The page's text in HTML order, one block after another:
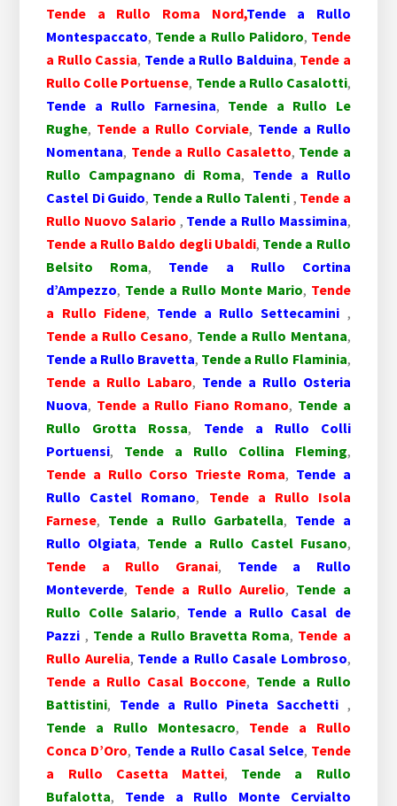
Tende a Rullo Roma Nord,Tende a Rullo
Montespaccato, Tende a Rullo Palidoro, Tende
a Rullo Cassia, Tende a Rullo Balduina, Tende a
Rullo Colle Portuense, Tende a Rullo Casalotti,
Tende a Rullo Farnesina, Tende a Rullo Le
Rughe, Tende a Rullo Corviale, Tende a Rullo
Nomentana, Tende a Rullo Casaletto, Tende a
Rullo Campagnano di Roma, Tende a Rullo
Castel Di Guido, Tende a Rullo Talenti , Tende a
Rullo Nuovo Salario , Tende a Rullo Massimina,
Tende a Rullo Baldo degli Ubaldi, Tende a Rullo
Belsito Roma, Tende a Rullo Cortina
d’Ampezzo, Tende a Rullo Monte Mario, Tende
a Rullo Fidene, Tende a Rullo Settecamini ,
Tende a Rullo Cesano, Tende a Rullo Mentana,
Tende a Rullo Bravetta, Tende a Rullo Flaminia,
Tende a Rullo Labaro, Tende a Rullo Osteria
Nuova, Tende a Rullo Fiano Romano, Tende a
Rullo Grotta Rossa, Tende a Rullo Colli
Portuensi, Tende a Rullo Collina Fleming,
Tende a Rullo Corso Trieste Roma, Tende a
Rullo Castel Romano, Tende a Rullo Isola
Farnese, Tende a Rullo Garbatella, Tende a
Rullo Olgiata, Tende a Rullo Castel Fusano,
Tende a Rullo Granai, Tende a Rullo
Monteverde, Tende a Rullo Aurelio, Tende a
Rullo Colle Salario, Tende a Rullo Casal de
Pazzi , Tende a Rullo Bravetta Roma, Tende a
Rullo Aurelia, Tende a Rullo Casale Lombroso,
Tende a Rullo Casal Boccone, Tende a Rullo
Battistini, Tende a Rullo Pineta Sacchetti ,
Tende a Rullo Montesacro, Tende a Rullo
Conca D’Oro, Tende a Rullo Casal Selce, Tende
a Rullo Casetta Mattei, Tende a Rullo
Bufalotta, Tende a Rullo Monte Cervialto